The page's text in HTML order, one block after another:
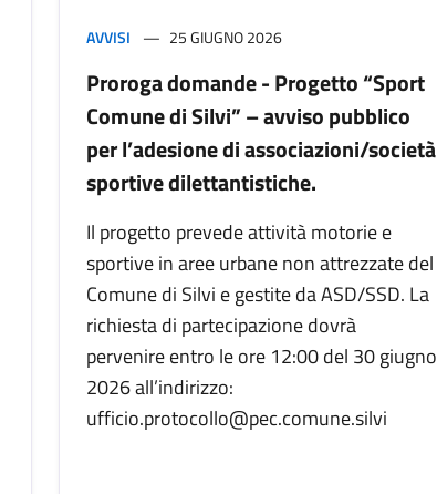
AVVISI 25 GIUGNO 2026
Proroga domande - Progetto “Sport
Comune di Silvi” – avviso pubblico
per l’adesione di associazioni/società
sportive dilettantistiche.
Il progetto prevede attività motorie e
sportive in aree urbane non attrezzate del
Comune di Silvi e gestite da ASD/SSD. La
richiesta di partecipazione dovrà
pervenire entro le ore 12:00 del 30 giugno
2026 all’indirizzo:
ufficio.protocollo@pec.comune.silvi